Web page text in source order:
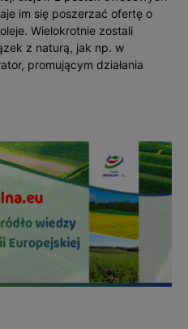
im się poszerzać ofertę o
Wielokrotnie zostali
z naturą, jak np. w
promującym działania